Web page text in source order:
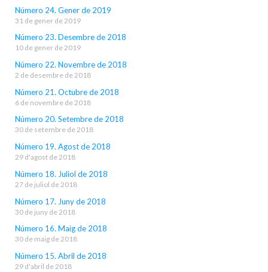
Número 24. Gener de 2019
31 de gener de 2019
Número 23. Desembre de 2018
10 de gener de 2019
Número 22. Novembre de 2018
2 de desembre de 2018
Número 21. Octubre de 2018
6 de novembre de 2018
Número 20. Setembre de 2018
30 de setembre de 2018
Número 19. Agost de 2018
29 d'agost de 2018
Número 18. Juliol de 2018
27 de juliol de 2018
Número 17. Juny de 2018
30 de juny de 2018
Número 16. Maig de 2018
30 de maig de 2018
Número 15. Abril de 2018
29 d'abril de 2018